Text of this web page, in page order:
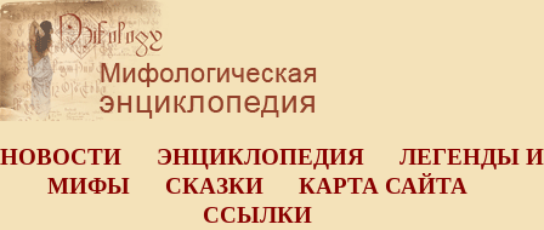
НОВОСТИ ЭНЦИКЛОПЕДИЯ
ЛЕГЕНДЫ И
МИФЫ
СКАЗКИ
КАРТА САЙТА
ССЫЛКИ